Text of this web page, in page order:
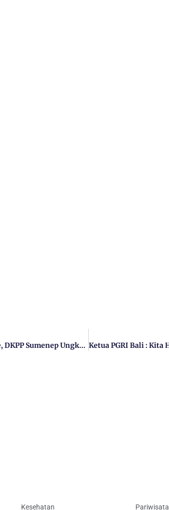
Sukseskan Gerakan Panen Padi Nusantara 1 Juta Hektare, DKPP Sumenep Ungkap Rasa Syukurnya
Kesehatan Pariwisata